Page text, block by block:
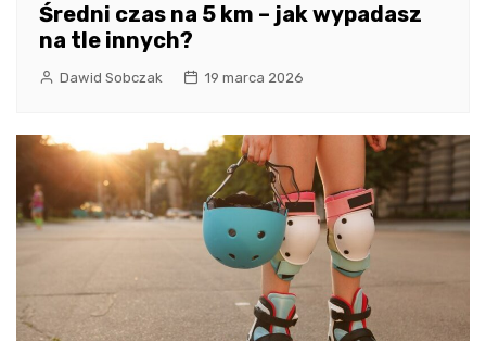
Średni czas na 5 km – jak wypadasz
na tle innych?
Dawid Sobczak 19 marca 2026